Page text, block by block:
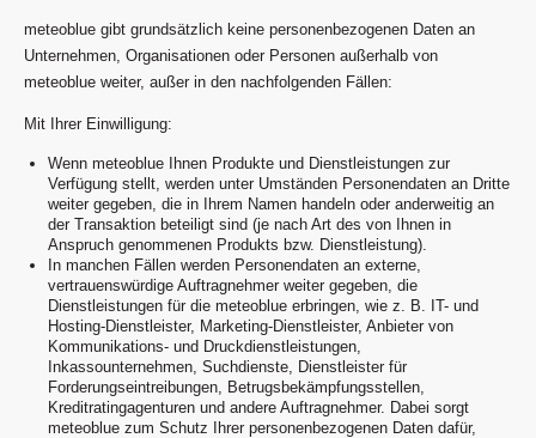
meteoblue gibt grundsätzlich keine personenbezogenen Daten an
Unternehmen, Organisationen oder Personen außerhalb von
meteoblue weiter, außer in den nachfolgenden Fällen:
Mit Ihrer Einwilligung:
Wenn meteoblue Ihnen Produkte und Dienstleistungen zur
Verfügung stellt, werden unter Umständen Personendaten an Dritte
weiter gegeben, die in Ihrem Namen handeln oder anderweitig an
der Transaktion beteiligt sind (je nach Art des von Ihnen in
Anspruch genommenen Produkts bzw. Dienstleistung).
In manchen Fällen werden Personendaten an externe,
vertrauenswürdige Auftragnehmer weiter gegeben, die
Dienstleistungen für die meteoblue erbringen, wie z. B. IT- und
Hosting-Dienstleister, Marketing-Dienstleister, Anbieter von
Kommunikations- und Druckdienstleistungen,
Inkassounternehmen, Suchdienste, Dienstleister für
Forderungseintreibungen, Betrugsbekämpfungsstellen,
Kreditratingagenturen und andere Auftragnehmer. Dabei sorgt
meteoblue zum Schutz Ihrer personenbezogenen Daten dafür,